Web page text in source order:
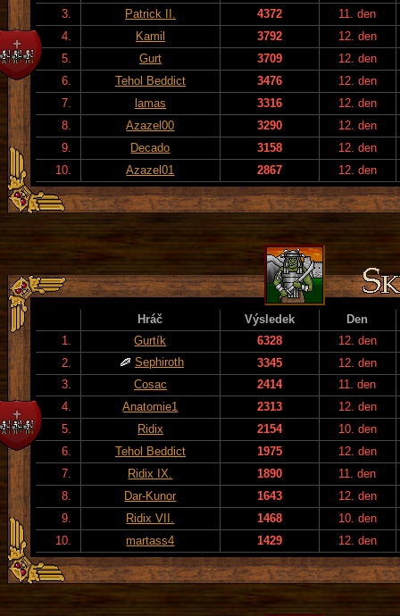
3.
Patrick II. 4372
11. den
4.
Kamil 3792
12. den
5.
Gurt 3709
12. den
6.
Tehol Beddict 3476
12. den
7.
lamas 3316
12. den
8.
Azazel00 3290
12. den
9.
Decado 3158
12. den
10.
Azazel01 2867 12. den
Hráč Výsledek
Den
1.
Gurtík 6328
12. den
2.
Sephiroth 3345
12. den
3.
Cosac 2414
11. den
4.
Anatomie1 2313
12. den
5.
Ridix 2154
10. den
6.
Tehol Beddict 1975
12. den
7.
Ridix IX. 1890
11. den
8.
Dar-Kunor 1643
12. den
9.
Ridix VII. 1468
10. den
10.
martass4 1429 12. den